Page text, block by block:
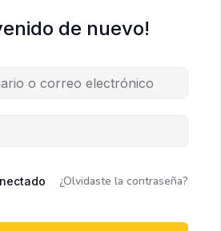
de nuevo!
¿Olvidaste la contraseña?